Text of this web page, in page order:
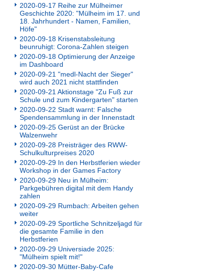
2020-09-17 Reihe zur Mülheimer
Geschichte 2020: "Mülheim im 17. und
18. Jahrhundert - Namen, Familien,
Höfe"
2020-09-18 Krisenstabsleitung
beunruhigt: Corona-Zahlen steigen
2020-09-18 Optimierung der Anzeige
im Dashboard
2020-09-21 "medl-Nacht der Sieger"
wird auch 2021 nicht stattfinden
2020-09-21 Aktionstage "Zu Fuß zur
Schule und zum Kindergarten" starten
2020-09-22 Stadt warnt: Falsche
Spendensammlung in der Innenstadt
2020-09-25 Gerüst an der Brücke
Walzenwehr
2020-09-28 Preisträger des RWW-
Schulkulturpreises 2020
2020-09-29 In den Herbstferien wieder
Workshop in der Games Factory
2020-09-29 Neu in Mülheim:
Parkgebühren digital mit dem Handy
zahlen
2020-09-29 Rumbach: Arbeiten gehen
weiter
2020-09-29 Sportliche Schnitzeljagd für
die gesamte Familie in den
Herbstferien
2020-09-29 Universiade 2025:
"Mülheim spielt mit!"
2020-09-30 Mütter-Baby-Cafe